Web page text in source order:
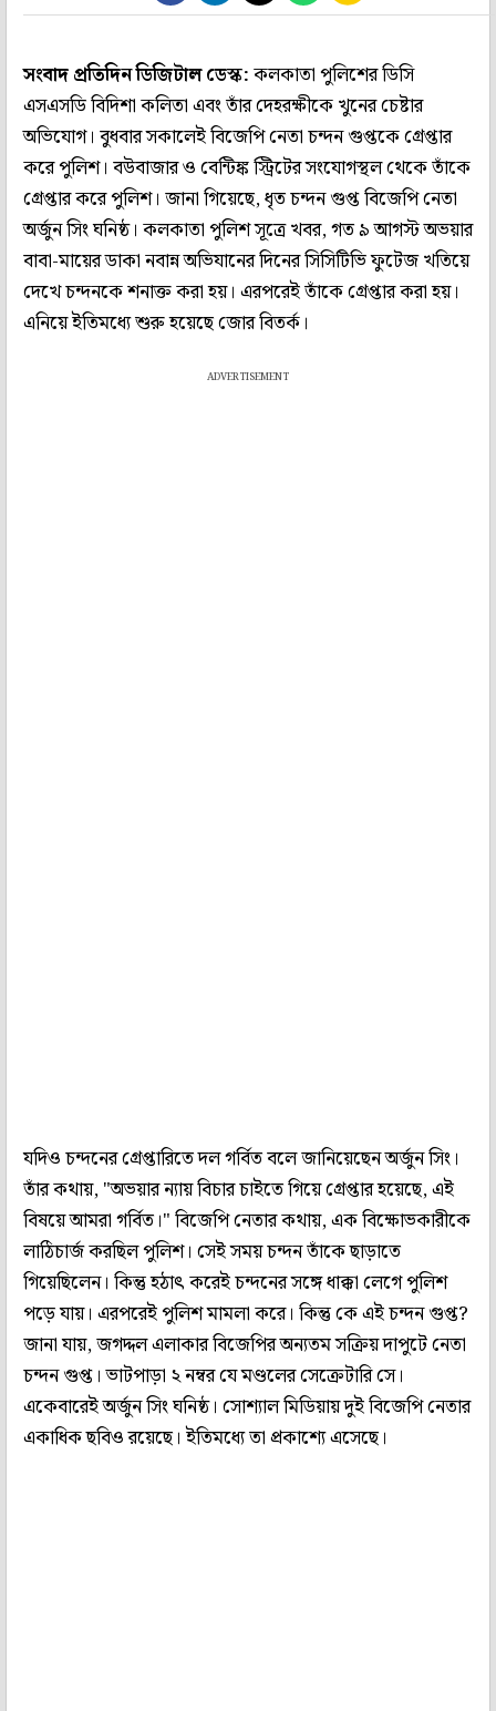
সংবাদ প্রতিদিন ডিজিটাল ডেস্ক:কলকাতা পুলিশের ডিসি
এসএসডি বিদিশা কলিতা এবং তাঁর দেহরক্ষীকে খুনের চেষ্টার
অভিযোগ। বুধবার সকালেই বিজেপি নেতা চন্দন গুপ্তকে গ্রেপ্তার
করে পুলিশ। বউবাজার ও বেন্টিঙ্ক স্ট্রিটের সংযোগস্থল থেকে তাঁকে
গ্রেপ্তার করে পুলিশ। জানা গিয়েছে, ধৃত চন্দন গুপ্ত বিজেপি নেতা
অর্জুন সিং ঘনিষ্ঠ। কলকাতা পুলিশ সূত্রে খবর, গত ৯ আগস্ট অভয়ার
বাবা-মায়ের ডাকা নবান্ন অভিযানের দিনের সিসিটিভি ফুটেজ খতিয়ে
দেখে চন্দনকে শনাক্ত করা হয়। এরপরেই তাঁকে গ্রেপ্তার করা হয়।
এনিয়ে ইতিমধ্যে শুরু হয়েছে জোর বিতর্ক।
ADVERTISEMENT
যদিও চন্দনের গ্রেপ্তারিতে দল গর্বিত বলে জানিয়েছেন অর্জুন সিং।
তাঁর কথায়, "অভয়ার ন্যায় বিচার চাইতে গিয়ে গ্রেপ্তার হয়েছে, এই
বিষয়ে আমরা গর্বিত।" বিজেপি নেতার কথায়, এক বিক্ষোভকারীকে
লাঠিচার্জ করছিল পুলিশ। সেই সময় চন্দন তাঁকে ছাড়াতে
গিয়েছিলেন। কিন্তু হঠাৎ করেই চন্দনের সঙ্গে ধাক্কা লেগে পুলিশ
পড়ে যায়। এরপরেই পুলিশ মামলা করে। কিন্তু কে এই চন্দন গুপ্ত?
জানা যায়, জগদ্দল এলাকার বিজেপির অন্যতম সক্রিয় দাপুটে নেতা
চন্দন গুপ্ত। ভাটপাড়া ২ নম্বর যে মণ্ডলের সেক্রেটারি সে।
একেবারেই অর্জুন সিং ঘনিষ্ঠ। সোশ্যাল মিডিয়ায় দুই বিজেপি নেতার
একাধিক ছবিও রয়েছে। ইতিমধ্যে তা প্রকাশ্যে এসেছে।